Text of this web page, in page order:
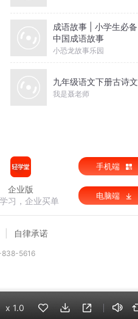
成语故事 | 小学生必备
中国成语故事
小恐龙故事乐园
九年级语文下册古诗文
我是聂老师
x 1.0
企业版
习，企业买单
手机端
电脑端
自律承诺
5616